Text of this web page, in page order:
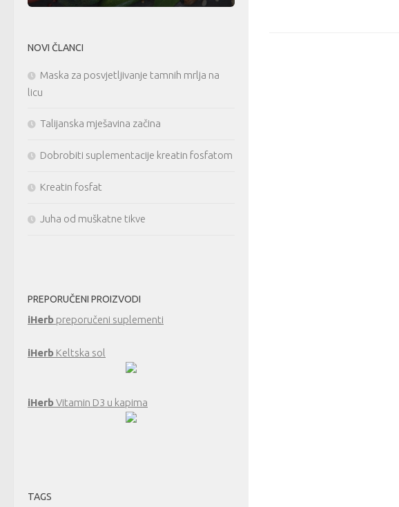
NOVI ČLANCI
Maska za posvjetljivanje tamnih mrlja na
licu
Talijanska mješavina začina
Dobrobiti suplementacije kreatin fosfatom
Kreatin fosfat
Juha od muškatne tikve
PREPORUČENI PROIZVODI
iHerb preporučeni suplementi
iHerb Keltska sol
iHerbVitamin D3 u kapima
TAGS